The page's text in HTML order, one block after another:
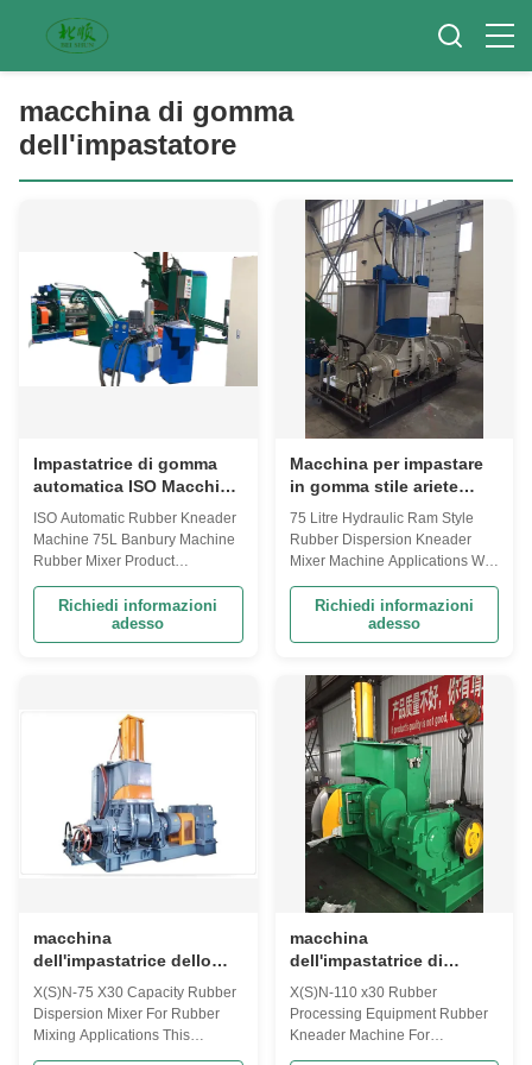
macchina di gomma
dell'impastatore
Impastatrice di gomma
automatica ISO Macchina
75L Miscelatore di
gomma per macchina
Banbury
ISO Automatic Rubber Kneader
Machine 75L Banbury Machine
Rubber Mixer Product
kneader is suitable for the
mastication of rubber and
plastics and the mixing of
motor, pressing device, frame,
mixing chamber and ...
Richiedi informazioni
adesso
Macchina per impastare
in gomma stile ariete
idraulico Macchina
Banbury per
miscelazione di gomma
75 Litre Hydraulic Ram Style
Rubber Dispersion Kneader
Mixer Machine Applications We
high quality range of Dispersion
Kneaders to the esteemed
clients in various ranges &
complete series of kneaders
from lab to 420 Litres production
model in ...
Richiedi informazioni
adesso
macchina
dell'impastatrice dello
SpA del miscelatore della
dispersione di gomma di
capacità 125L per la
X(S)N-75 X30 Capacity Rubber
Dispersion Mixer For Rubber
Mixing Applications This
machine is suitable for the
macchina
dell'impastatrice di
gomma dell'attrezzatura
per la lavorazione della
gomma 250L per
X(S)N-110 x30 Rubber
Processing Equipment Rubber
Kneader Machine For
Construction Applications This